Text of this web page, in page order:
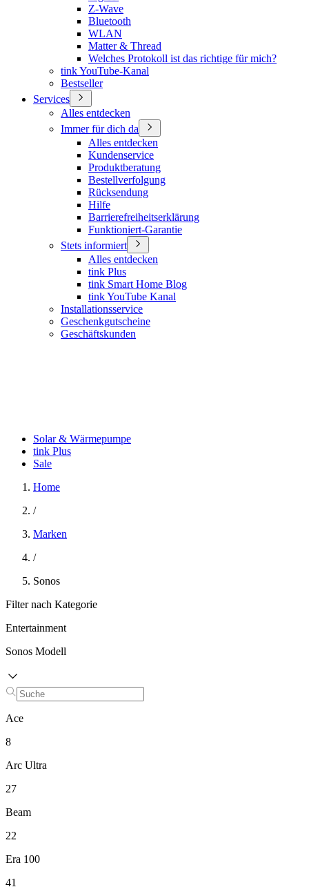
Z-Wave
Bluetooth
WLAN
Matter & Thread
Welches Protokoll ist das richtige für mich?
tink YouTube-Kanal
Bestseller
Services
Alles entdecken
Immer für dich da
Alles entdecken
Kundenservice
Produktberatung
Bestellverfolgung
Rücksendung
Hilfe
Barrierefreiheitserklärung
Funktioniert-Garantie
Stets informiert
Alles entdecken
tink Plus
tink Smart Home Blog
tink YouTube Kanal
Installationsservice
Geschenkgutscheine
Geschäftskunden
Solar & Wärmepumpe
tink Plus
Sale
Home
/
Marken
/
Sonos
Filter nach Kategorie
Entertainment
Sonos Modell
Ace
8
Arc Ultra
27
Beam
22
Era 100
41